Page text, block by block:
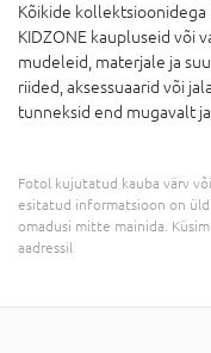
Kõikide
KIDZONE kaupluseid või
mudeleid, materjale ja
riided, aksessuaarid või
tunneksid end mugavalt
Fotol kujutatud kauba värv
esitatud informatsioon on
omadusi mitte mainida.
aadressil